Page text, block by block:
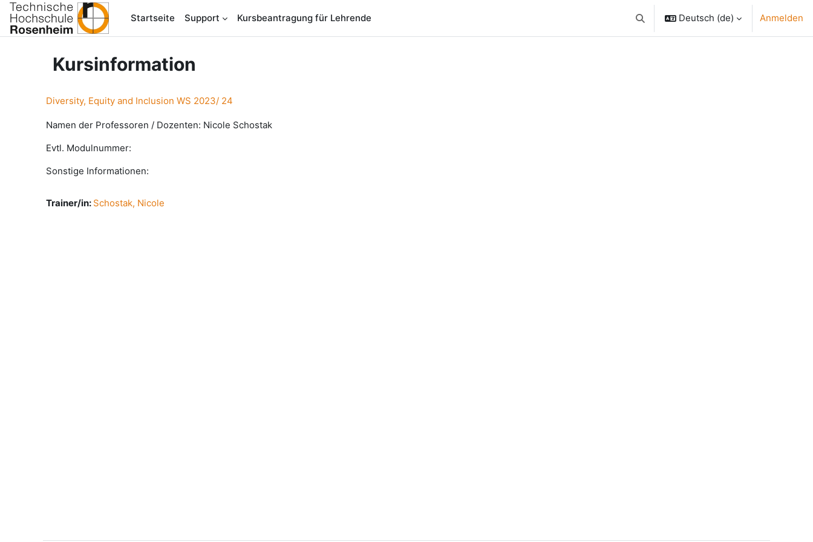
Zum Hauptinhalt
Startseite
Support Kursbeantragung für Lehrende Sucheingabe umschalten
Deutsch ‎(de)‎ Anmelden
Kursinformation
Diversity, Equity and Inclusion WS 2023/ 24
Namen der Professoren / Dozenten: Nicole Schostak
Evtl. Modulnummer:
Sonstige Informationen:
Trainer/in: Schostak, Nicole